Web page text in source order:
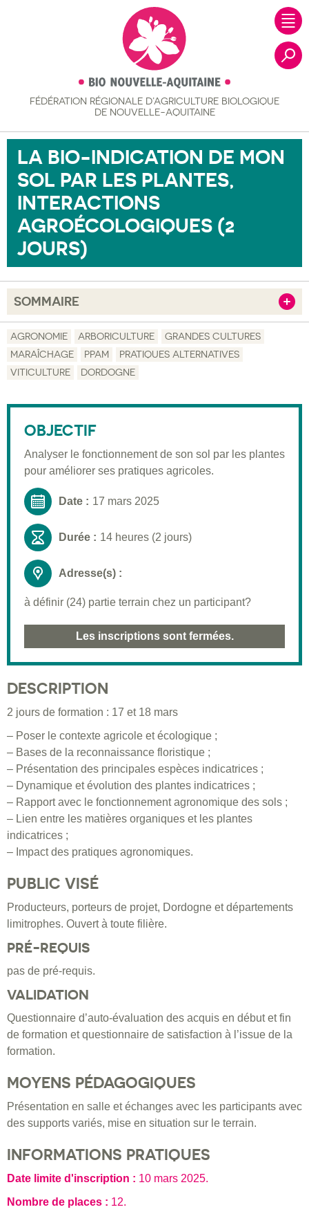
FÉDÉRATION RÉGIONALE D’AGRICULTURE BIOLOGIQUE
DE NOUVELLE-AQUITAINE
LA BIO-INDICATION DE MON
SOL PAR LES PLANTES,
INTERACTIONS
AGROÉCOLOGIQUES (2
JOURS)
SOMMAIRE
Description
Moyens pédagogiques
Informations pratiques
AGRONOMIE ARBORICULTURE
GRANDES CULTURES
MARAÎCHAGE
PPAM
PRATIQUES ALTERNATIVES
VITICULTURE
DORDOGNE
OBJECTIF
Analyser le fonctionnement de son sol par les plantes
pour améliorer ses pratiques agricoles.
Date : 17 mars 2025
Durée : 14 heures (2 jours)
Adresse(s) :
à définir (24) partie terrain chez un participant?
Les inscriptions sont fermées.
DESCRIPTION
2 jours de formation : 17 et 18 mars
– Poser le contexte agricole et écologique ;
– Bases de la reconnaissance floristique ;
– Présentation des principales espèces indicatrices ;
– Dynamique et évolution des plantes indicatrices ;
– Rapport avec le fonctionnement agronomique des sols ;
– Lien entre les matières organiques et les plantes
indicatrices ;
– Impact des pratiques agronomiques.
PUBLIC VISÉ
Producteurs, porteurs de projet, Dordogne et départements
limitrophes. Ouvert à toute filière.
PRÉ-REQUIS
pas de pré-requis.
VALIDATION
Questionnaire d’auto-évaluation des acquis en début et fin
de formation et questionnaire de satisfaction à l’issue de la
formation.
MOYENS PÉDAGOGIQUES
Présentation en salle et échanges avec les participants avec
des supports variés, mise en situation sur le terrain.
INFORMATIONS PRATIQUES
Date limite d'inscription : 10 mars 2025.
Nombre de places : 12.